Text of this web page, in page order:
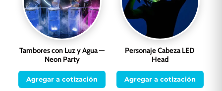
Tambores con Luz y Agua —
Neon Party
Agregar a cotización
Personaje Cabeza LED
Head
Agregar a cotización